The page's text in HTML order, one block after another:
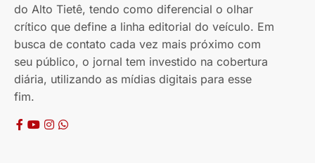
do Alto Tietê, tendo como diferencial o olhar
crítico que define a linha editorial do veículo. Em
busca de contato cada vez mais próximo com
seu público, o jornal tem investido na cobertura
diária, utilizando as mídias digitais para esse
fim.